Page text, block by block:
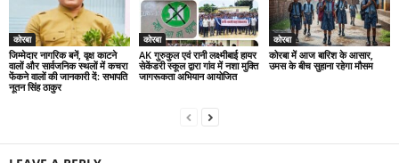
कोरबा
जिम्मेदार नागरिक बनें, वृक्ष काटने
वालों और सार्वजनिक स्थलों में कचरा
फेंकने वालों की जानकारी दें: सभापति
नूतन सिंह ठाकुर
कोरबा
AK गुरुकुल एवं रानी लक्ष्मीबाई हायर
सेकेंडरी स्कूल द्वारा गांव में नशा मुक्ति
जागरूकता अभियान आयोजित
कोरबा
कोरबा में आज बारिश के आसार,
उमस के बीच सुहाना रहेगा मौसम